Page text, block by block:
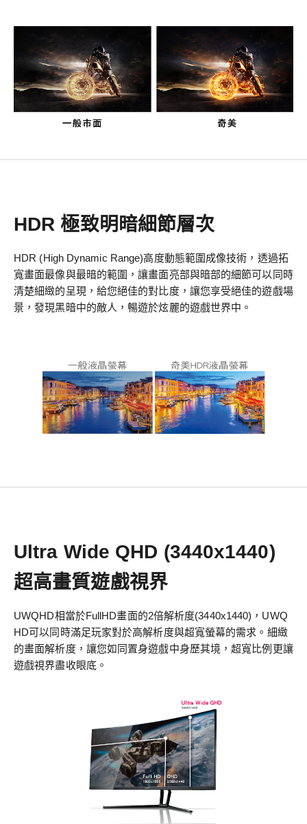
HDR 極致明暗細節層次
HDR (High Dynamic Range)高度動態範圍成像技術，透過拓
寬畫面最像與最暗的範圍，讓畫面亮部與暗部的細節可以同時
清楚細緻的呈現，給您絕佳的對比度，讓您享受絕佳的遊戲場
景，發現黑暗中的敵人，暢遊於炫麗的遊戲世界中。
Ultra Wide QHD (3440x1440)
超高畫質遊戲視界
UWQHD相當於FullHD畫面的2倍解析度(3440x1440)，UWQ
HD可以同時滿足玩家對於高解析度與超寬螢幕的需求。細緻
的畫面解析度，讓您如同置身遊戲中身歷其境，超寬比例更讓
遊戲視界盡收眼底。